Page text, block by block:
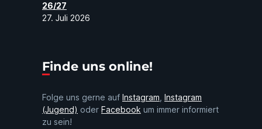
26/27
27. Juli 2026
Finde uns online!
Folge uns gerne auf Instagram, Instagram
(Jugend) oder Facebook um immer informiert
zu sein!